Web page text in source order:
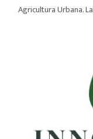
Agricultura Urbana.